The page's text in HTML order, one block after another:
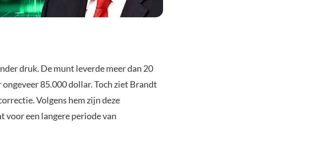
druk. De munt leverde meer dan 20
85.000 dollar. Toch ziet Brandt
Volgens hem zijn deze
voor een langere periode van